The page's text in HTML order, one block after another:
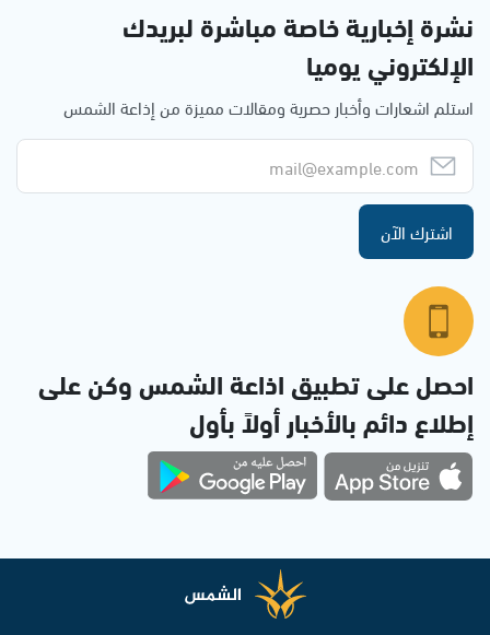
نشرة إخبارية خاصة مباشرة لبريدك
الإلكتروني يوميا
استلم اشعارات وأخبار حصرية ومقالات مميزة من إذاعة الشمس
اشترك الآن
احصل على تطبيق اذاعة الشمس وكن على
إطلاع دائم بالأخبار أولاً بأول